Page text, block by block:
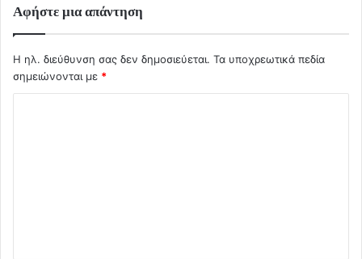
Αφήστε μια απάντηση
Η ηλ. διεύθυνση σας δεν δημοσιεύεται. Τα υποχρεωτικά πεδία
σημειώνονται με *